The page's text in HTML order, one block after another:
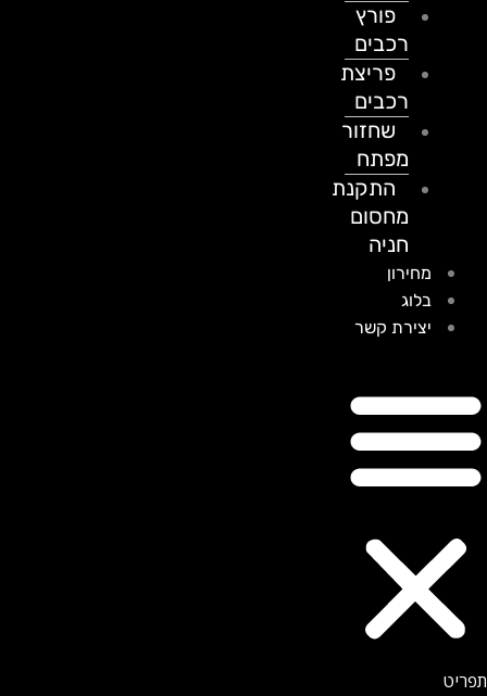
פורץ
רכבים
פריצת
רכבים
שחזור
מפתח
התקנת
מחסום
חניה
מחירון
בלוג
יצירת קשר